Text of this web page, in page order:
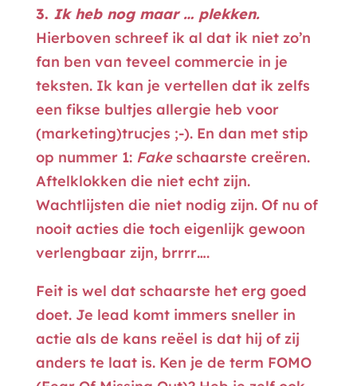
3. Ik heb nog maar … plekken.
Hierboven schreef ik al dat ik niet zo’n
fan ben van teveel commercie in je
teksten. Ik kan je vertellen dat ik zelfs
een fikse bultjes allergie heb voor
(marketing)trucjes ;-). En dan met stip
op nummer 1: Fakeschaarste creëren.
Aftelklokken die niet echt zijn.
Wachtlijsten die niet nodig zijn. Of nu of
nooit acties die toch eigenlijk gewoon
verlengbaar zijn, brrrr….
Feit is wel dat schaarste het erg goed
doet. Je lead komt immers sneller in
actie als de kans reëel is dat hij of zij
anders te laat is. Ken je de term FOMO